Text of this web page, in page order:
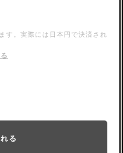
す。実際には日本円で決済され
る